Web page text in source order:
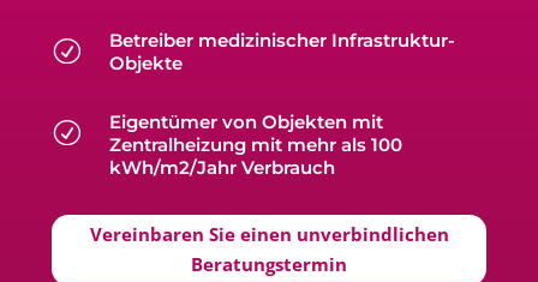
R
Betreiber medizinischer Infrastruktur-
Objekte
R
Eigentümer von Objekten mit
Zentralheizung mit mehr als 100
kWh/m2/Jahr Verbrauch
Vereinbaren Sie einen unverbindlichen
Beratungstermin